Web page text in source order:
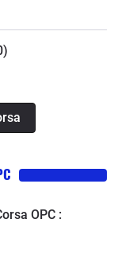
OPC :